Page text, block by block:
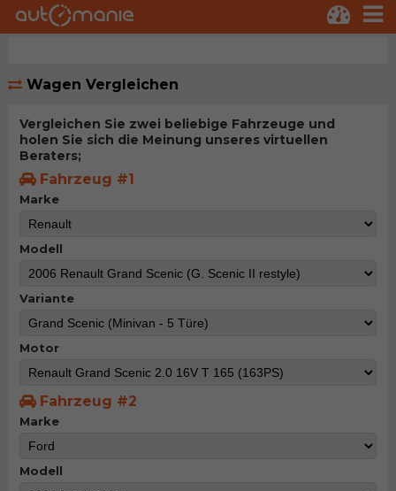
Wagen Vergleichen
Vergleichen Sie zwei beliebige Fahrzeuge und
holen Sie sich die Meinung unseres virtuellen
Beraters;
Fahrzeug #1
Marke
Modell
Variante
Motor
Fahrzeug #2
Marke
Modell